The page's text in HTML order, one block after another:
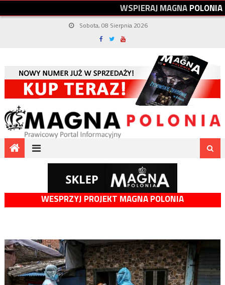
WSPIERAJMAGNAPOLONIA
Sobota, 08 Sierpnia 2026
WESPRZYJ PROJEKT MAGNA POLONIA